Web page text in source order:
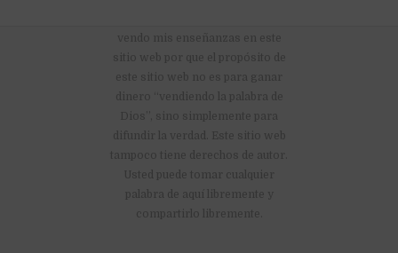
vendo mis enseñanzas en este
sitio web por que el propósito de
este sitio web no es para ganar
dinero “vendiendo la palabra de
Dios”, sino simplemente para
difundir la verdad. Este sitio web
tampoco tiene derechos de autor.
Usted puede tomar cualquier
palabra de aquí libremente y
compartirlo libremente.